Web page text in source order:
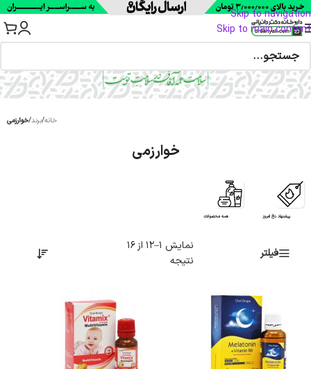
Skip to navigation
Skip to main content
خوارزمی
خانه/برند/خوارزمی
پیشنهاد داغ امروز همه محصولات
فیلتر
نمایش 1–12 از 16
نتیجه